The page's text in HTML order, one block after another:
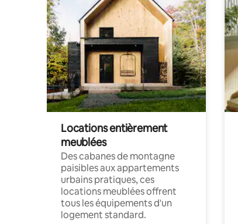
Locations entièrement
meublées
Des cabanes de montagne
paisibles aux appartements
urbains pratiques, ces
locations meublées offrent
tous les équipements d'un
logement standard.